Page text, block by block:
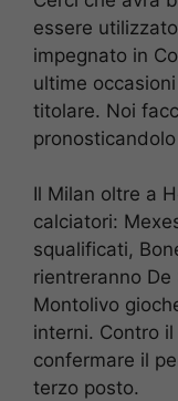
essere
impegnato in
ultime
titolare. Noi
Il Milan oltre a
calciatori:
squalificati,
rientreranno
Montolivo
interni. Contro
confermare il
terzo posto.